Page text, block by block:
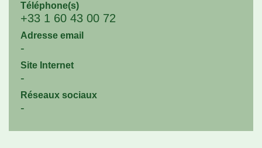
Téléphone(s)
+33 1 60 43 00 72
Adresse email
-
Site Internet
-
Réseaux sociaux
-